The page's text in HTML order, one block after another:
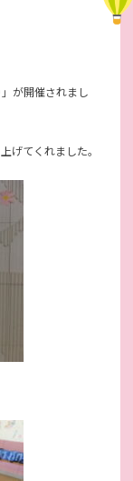
が開催されまし
げてくれました。